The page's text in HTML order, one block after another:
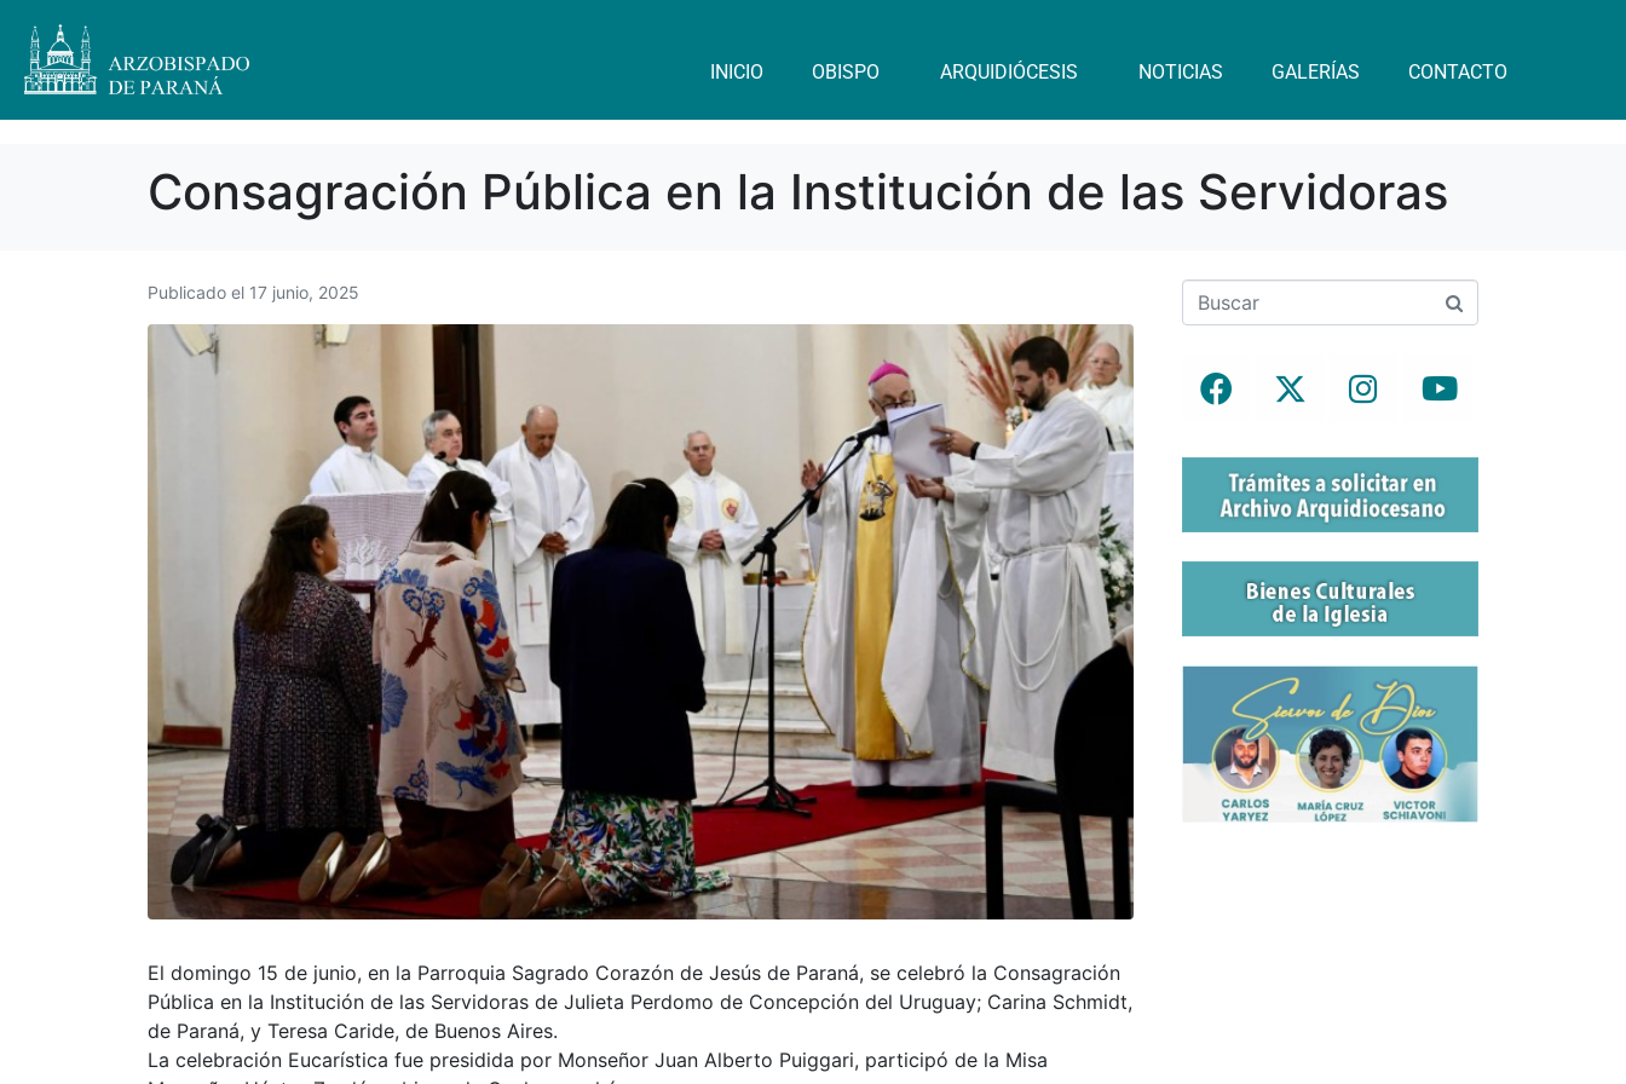
INICIO OBISPO ARQUIDIÓCESIS NOTICIAS GALERÍAS CONTACTO
Consagración Pública en la Institución de las Servidoras
Publicado el 17 junio, 2025
El domingo 15 de junio, en la Parroquia Sagrado Corazón de Jesús de Paraná, se celebró la Consagración
Pública en la Institución de las Servidoras de Julieta Perdomo de Concepción del Uruguay; Carina Schmidt,
de Paraná, y Teresa Caride, de Buenos Aires.
La celebración Eucarística fue presidida por Monseñor Juan Alberto Puiggari, participó de la Misa